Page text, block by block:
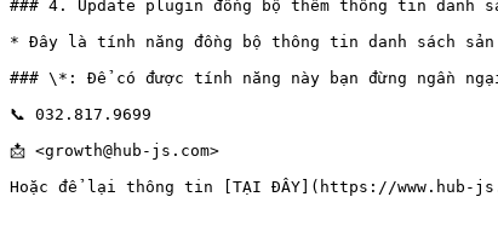
### 4. Update plugin đồng bộ thêm thông tin danh
* Đây là tính năng đồng bộ thông tin danh sách sản
### \*: Để có được tính năng này bạn đừng ngần
📞 032.817.9699
📩 <growth@hub-js.com>